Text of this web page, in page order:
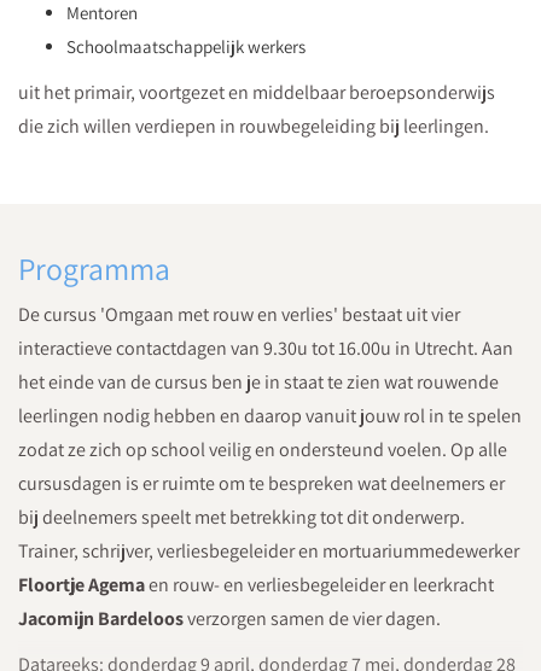
Mentoren
Schoolmaatschappelijk werkers
uit het primair, voortgezet en middelbaar beroepsonderwijs
die zich willen verdiepen in rouwbegeleiding bij leerlingen.
Programma
De cursus 'Omgaan met rouw en verlies' bestaat uit vier
interactieve contactdagen van 9.30u tot 16.00u in Utrecht. Aan
het einde van de cursus ben je in staat te zien wat rouwende
leerlingen nodig hebben en daarop vanuit jouw rol in te spelen
zodat ze zich op school veilig en ondersteund voelen. Op alle
cursusdagen is er ruimte om te bespreken wat deelnemers er
bij deelnemers speelt met betrekking tot dit onderwerp.
Trainer, schrijver, verliesbegeleider en mortuariummedewerker
Floortje Agemaen rouw- en verliesbegeleider en leerkracht
Jacomijn Bardeloosverzorgen samen de vier dagen.
Datareeks: donderdag 9 april, donderdag 7 mei, donderdag 28